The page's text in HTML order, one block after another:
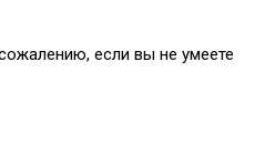
если вы не умеете